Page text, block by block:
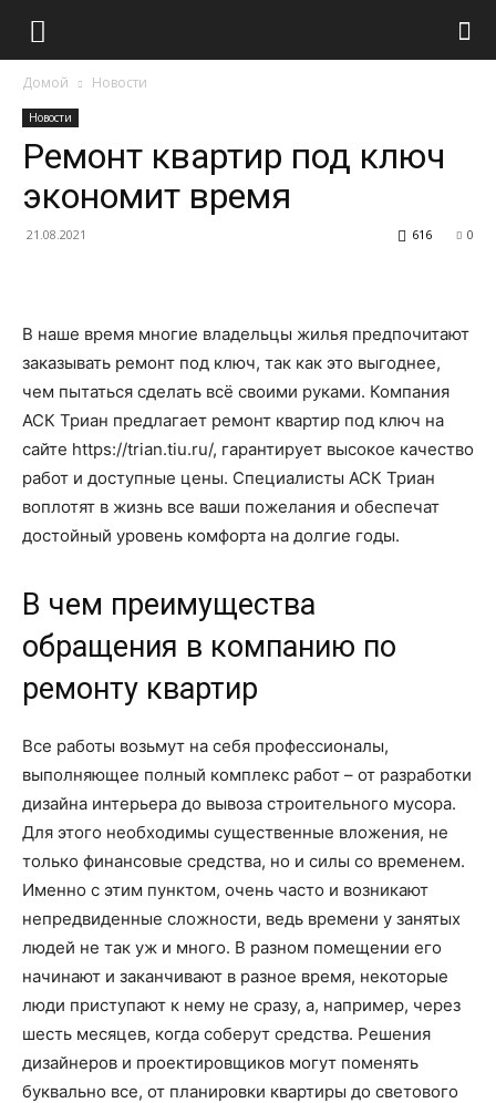
Домой Новости
Новости
Ремонт квартир под ключ
экономит время
21.08.2021 0
616
В наше время многие владельцы жилья предпочитают
заказывать ремонт под ключ, так как это выгоднее,
чем пытаться сделать всё своими руками. Компания
АСК Триан предлагает ремонт квартир под ключ на
сайте https://trian.tiu.ru/, гарантирует высокое качество
работ и доступные цены. Специалисты АСК Триан
воплотят в жизнь все ваши пожелания и обеспечат
достойный уровень комфорта на долгие годы.
В чем преимущества
обращения в компанию по
ремонту квартир
Все работы возьмут на себя профессионалы,
выполняющее полный комплекс работ – от разработки
дизайна интерьера до вывоза строительного мусора.
Для этого необходимы существенные вложения, не
только финансовые средства, но и силы со временем.
Именно с этим пунктом, очень часто и возникают
непредвиденные сложности, ведь времени у занятых
людей не так уж и много. В разном помещении его
начинают и заканчивают в разное время, некоторые
люди приступают к нему не сразу, а, например, через
шесть месяцев, когда соберут средства. Решения
дизайнеров и проектировщиков могут поменять
буквально все, от планировки квартиры до светового